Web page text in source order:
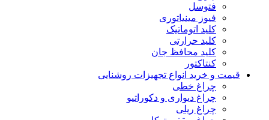
فتوسل
فیوز مینیاتوری
کلید اتوماتیک
کلید حرارتی
کلید محافظ جان
کنتاکتور
قیمت و خرید انواع تجهیزات روشنایی
چراغ خطی
چراغ دیواری و دکوراتیو
چراغ ریلی